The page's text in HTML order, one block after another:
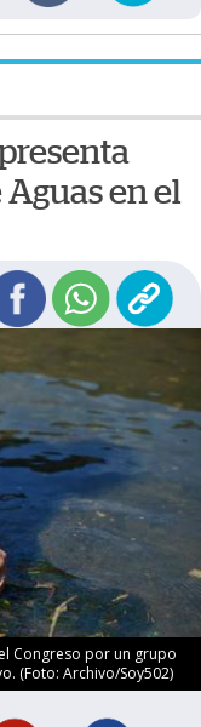
en el
Congreso por un grupo
(Foto: Archivo/Soy502)